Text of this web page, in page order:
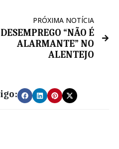
PRÓXIMA NOTÍCIA
DESEMPREGO “NÃO É
ALARMANTE” NO
ALENTEJO